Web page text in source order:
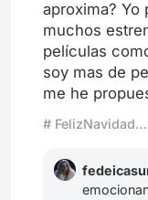
aproxima? Yo
muchos
películas
soy mas de
me he
que me faltan
# FelizNavidad2024